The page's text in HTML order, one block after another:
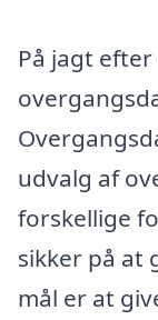
På jagt
udvalg af
forskellige
sikker på at
mål er at